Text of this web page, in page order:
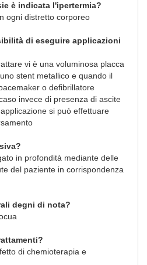
è indicata l'ipertermia?
ogni distretto corporeo
di eseguire applicazioni
vi è una voluminosa placca
stent metallico e quando il
o defibrillatore
invece di presenza di ascite
si può effettuare
in profondità mediante delle
del paziente in corrispondenza
degni di nota?
di chemioterapia e